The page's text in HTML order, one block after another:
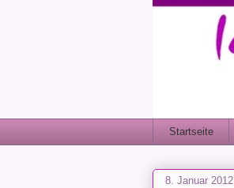
Startseite
8. Januar 2012